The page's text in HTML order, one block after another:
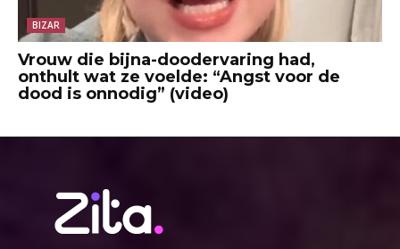
BIZAR
Vrouw die bijna-doodervaring had,
onthult wat ze voelde: “Angst voor de
dood is onnodig” (video)